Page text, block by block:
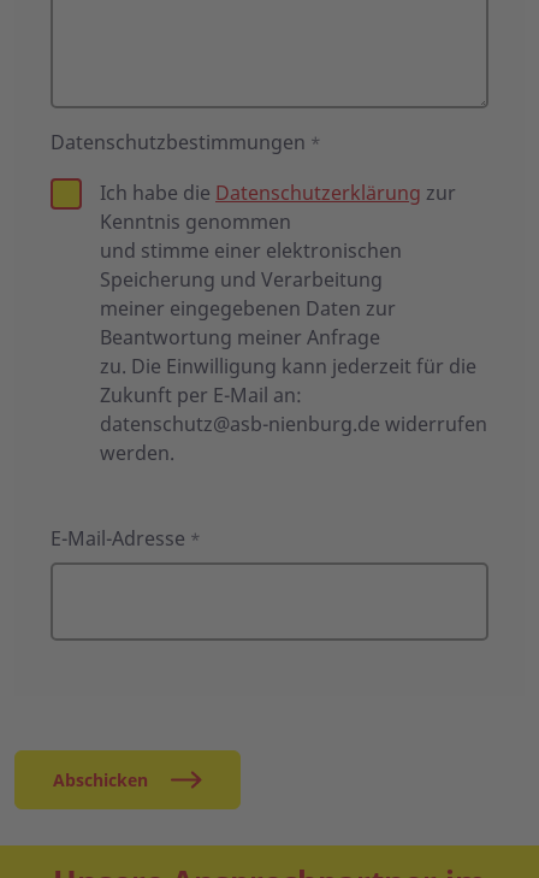
Datenschutzbestimmungen *
Ich habe die Datenschutzerklärung zur
Kenntnis genommen
und stimme einer elektronischen
Speicherung und Verarbeitung
meiner eingegebenen Daten zur
Beantwortung meiner Anfrage
zu. Die Einwilligung kann jederzeit für die
Zukunft per E-Mail an:
datenschutz@asb-nienburg.de widerrufen
werden.
E-Mail-Adresse *
Abschicken